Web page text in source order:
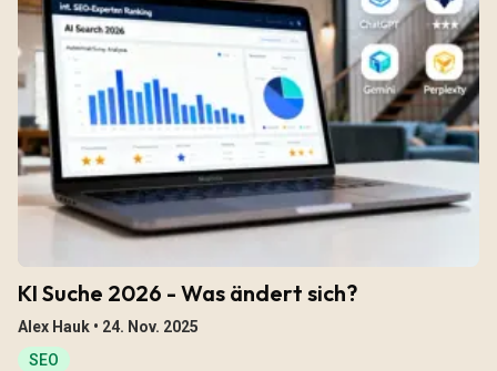
KI Suche 2026 - Was ändert sich?
Alex Hauk • 24. Nov. 2025
SEO